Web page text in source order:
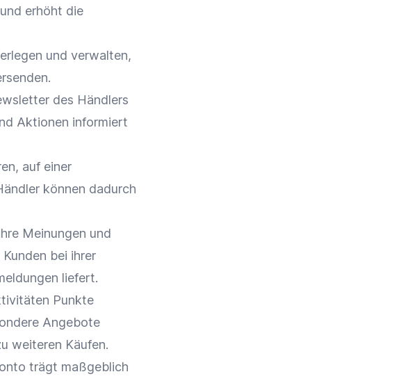
und erhöht die
und verwalten,
des Händlers
Aktionen informiert
auf einer
können dadurch
Meinungen und
bei ihrer
liefert.
Punkte
Angebote
weiteren Käufen.
trägt maßgeblich